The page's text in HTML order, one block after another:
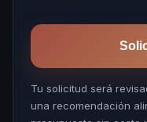
Tu solicitud será
una recomendación